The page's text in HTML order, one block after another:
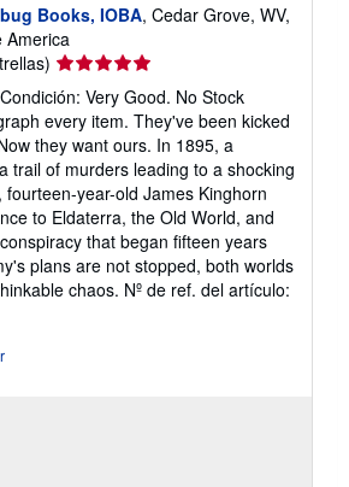
Books, IOBA, Cedar Grove, WV,
America
Calificación
del
vendedor:
5
de
5
estrellas
Very Good. No Stock
every item. They've been kicked
they want ours. In 1895, a
trail of murders leading to a shocking
fourteen-year-old James Kinghorn
to Eldaterra, the Old World, and
that began fifteen years
plans are not stopped, both worlds
chaos. Nº de ref. del artículo: